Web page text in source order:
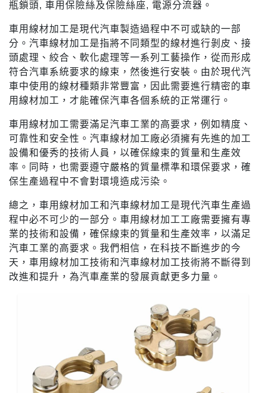
瓶鎖頭, 車用保險絲及保險絲座, 電源分流器。
車用線材加工是現代汽車製造過程中不可或缺的一部
分。汽車線材加工是指將不同類型的線材進行剝皮、接
頭處理、絞合、軟化處理等一系列工藝操作，從而形成
符合汽車系統要求的線束，然後進行安裝。由於現代汽
車中使用的線材種類非常豐富，因此需要進行精密的車
用線材加工，才能確保汽車各個系統的正常運行。
車用線材加工需要滿足汽車工業的高要求，例如精度、
可靠性和安全性。汽車線材加工廠必須擁有先進的加工
設備和優秀的技術人員，以確保線束的質量和生產效
率。同時，也需要遵守嚴格的質量標準和環保要求，確
保生產過程中不會對環境造成污染。
總之，車用線材加工和汽車線材加工是現代汽車生產過
程中必不可少的一部分。車用線材加工工廠需要擁有專
業的技術和設備，確保線束的質量和生產效率，以滿足
汽車工業的高要求。我們相信，在科技不斷進步的今
天，車用線材加工技術和汽車線材加工技術將不斷得到
改進和提升，為汽車產業的發展貢獻更多力量。